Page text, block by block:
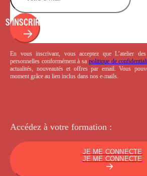
S'INSCRIRE
En vous inscrivant, vous acceptez que L’atelier
personnelles conformément à sa politique de
actualités, nouveautés et offres par email. Vous
moment grâce au lien inclus dans nos e-mails.
Accédez à votre formation :
JE ME CONNECTE
JE ME CONNECTE